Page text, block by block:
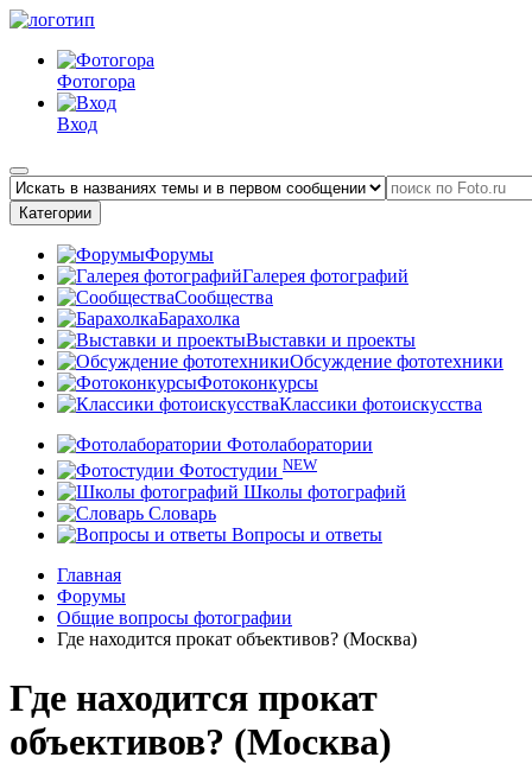
Фотогора
Вход
Категории
Форумы
Галерея фотографий
Сообщества
Барахолка
Выставки и проекты
Обсуждение фототехники
Фотоконкурсы
Классики фотоискусства
Фотолаборатории
Фотостудии NEW
Школы фотографий
Словарь
Вопросы и ответы
Главная
Форумы
Общие вопросы фотографии
Где находится прокат объективов? (Москва)
Где находится прокат
объективов? (Москва)